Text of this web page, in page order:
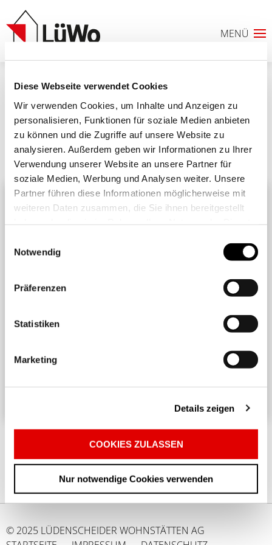
Diese Webseite verwendet Cookies
Wir verwenden Cookies, um Inhalte und Anzeigen zu
personalisieren, Funktionen für soziale Medien anbieten
zu können und die Zugriffe auf unsere Website zu
analysieren. Außerdem geben wir Informationen zu Ihrer
Verwendung unserer Website an unsere Partner für
soziale Medien, Werbung und Analysen weiter. Unsere
Partner führen diese Informationen möglicherweise mit
weiteren Daten zusammen, die Sie ihnen bereitgestellt
Cookies, wenn Sie unsere Webseite weiterhin nutzen.
Notwendig
Präferenzen
Statistiken
Marketing
Details zeigen
COOKIES ZULASSEN
Nur notwendige Cookies verwenden
Ähnliche Beiträge Alle Beiträge
Harmonisches Wohnen untereinander
in einem Mehrparteienhaus erfordert
Rücksichtnahme und Achtsamkeit. ...
ANFRAGELISTE
© 2025 LÜDENSCHEIDER WOHNSTÄTTEN AG